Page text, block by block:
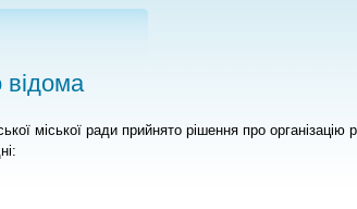
міської ради прийнято рішення про організацію